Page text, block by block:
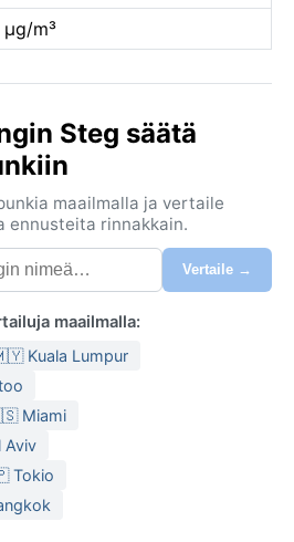
µg/m³
Steg säätä
maailmalla ja vertaile
ennusteita rinnakkain.
Vertaile →
maailmalla:
Kuala Lumpur
Miami
Tokio